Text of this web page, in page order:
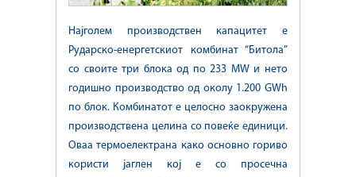
Најголем производствен капацитет е
Рударско-енергетскиот комбинат “Битола”
со своите три блока од по 233 MW и нето
годишно производство од околу 1.200 GWh
по блок. Комбинатот е целосно заокружена
производствена целина со повеќе единици.
Оваа термоелектрана како основно гориво
користи јаглен кој е со просечна